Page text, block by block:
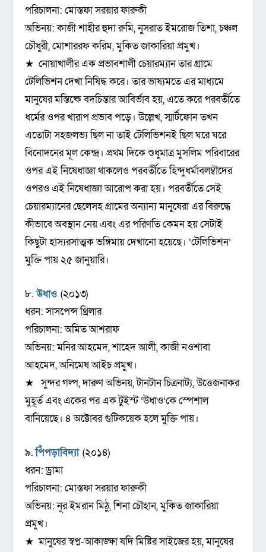
পরিচালনা: মোস্তফা সরয়ার ফারুকী
অভিনয়: কাজী শাহীর হুদা রুমি, নুসরাত ইমরোজ তিশা, চঞ্চল
চৌধুরী, মোশাররফ করিম, মুকিত জাকারিয়া প্রমুখ।
★ নোয়াখালীর এক প্রভাবশালী চেয়ারম্যান তার গ্রামে
টেলিভিশন দেখা নিষিদ্ধ করে। তার ভাষ্যমতে এর মাধ্যমে
মানুষের মস্তিষ্কে বদচিন্তার আবির্ভাব হয়, এতে করে পরবর্তীতে
ধর্মের ওপর খারাপ প্রভাব পড়ে। উল্লেখ, স্মার্টফোন তখন
এতোটা সহজলভ্য ছিল না তাই টেলিভিশনই ছিল ঘরে ঘরে
বিনোদনের মূল কেন্দ্র। প্রথম দিকে শুধুমাত্র মুসলিম পরিবারের
ওপর এই নিষেধাজ্ঞা থাকলেও পরবর্তীতে হিন্দুধর্মাবলম্বৗদের
ওপরও এই নিষেধাজ্ঞা আরোপ করা হয়। পরবর্তীতে সেই
চেয়ারম্যানের ছেলেসহ গ্রামের অন্যান্য মানুষেরা এর বিরুদ্ধে
কীভাবে অবস্থান নেয় এবং এর পরিণতি কেমন হয় সেটাই
কিছুটা হাস্যরসাত্মক ভঙ্গিমায় দেখানো হয়েছে। ‘টেলিভিশন’
মুক্তি পায় ২৫ জানুয়ারি।
৮.উধাও(২০১৩)
ধরন: সাসপেন্স থ্রিলার
পরিচালনা: অমিত আশরাফ
অভিনয়: মনির আহমেদ, শাহেদ আলী, কাজী নওশাবা
আহমেদ, অনিমেষ আইচ প্রমুখ।
★ সুন্দর গল্প, দারুণ অভিনয়, টানটান চিত্রনাট্য, উত্তেজনাকর
মুহূর্ত এবং একের পর এক টুইস্ট ‘উধাও’কে স্পেশাল
বানিয়েছে। ৪ অক্টোবর গুটিকয়েক হলে মুক্তি পায়।
৯.পিঁপড়াবিদ্যা(২০১৪)
ধরন: ড্রামা
পরিচালনা: মোস্তফা সরয়ার ফারুকী
অভিনয়: নূর ইমরান মিঠু, শিনা চৌহান, মুকিত জাকারিয়া
প্রমুখ।
★ মানুষের স্বপ্ন-আকাঙ্ক্ষা যদি মিষ্টির সাইজের হয়, মানুষের